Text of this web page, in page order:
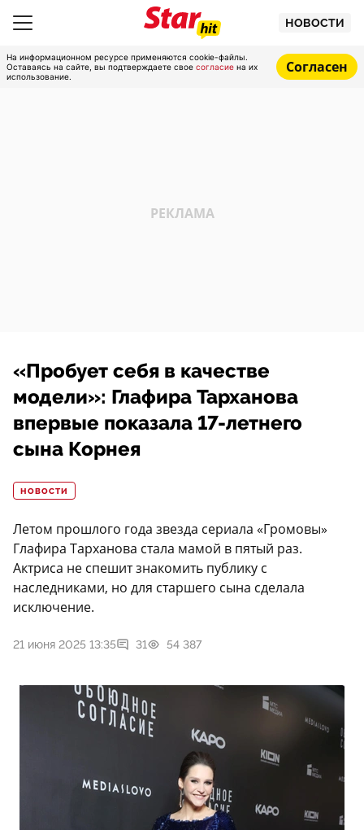
НОВОСТИ
На информационном ресурсе применяются cookie-файлы.
Оставаясь на сайте, вы подтверждаете свое согласие на их
использование.
Согласен
«Пробует себя в качестве
модели»: Глафира Тарханова
впервые показала 17-летнего
сына Корнея
НОВОСТИ
Летом прошлого года звезда сериала «Громовы»
Глафира Тарханова стала мамой в пятый раз.
Актриса не спешит знакомить публику с
наследниками, но для старшего сына сделала
исключение.
21 июня 2025 13:35 31 54 387